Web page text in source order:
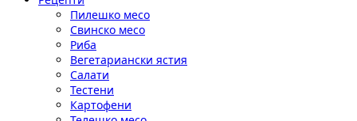
Пилешко месо
Свинско месо
Риба
Вегетариански ястия
Салати
Тестени
Картофени